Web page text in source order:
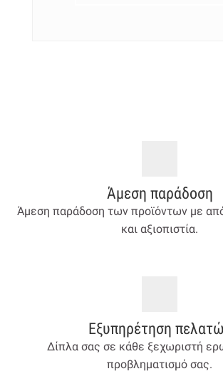
Άμεση παράδοση
Άμεση παράδοση των προϊόντων με
και αξιοπιστία.
Εξυπηρέτηση
Δίπλα σας σε κάθε ξεχωριστή
προβληματισμό σας.